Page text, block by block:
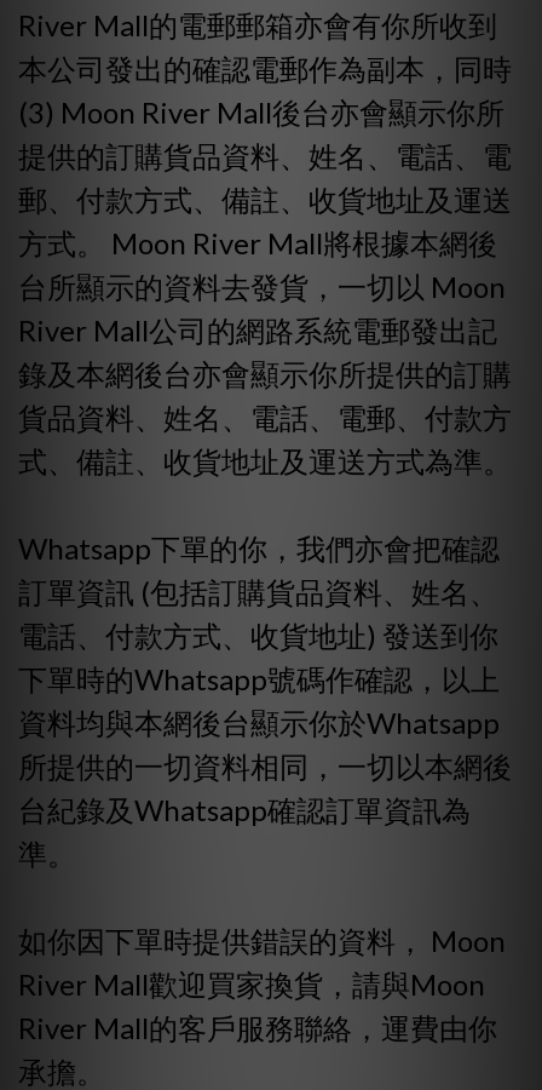
River Mall的電郵郵箱亦會有你所收到
本公司發出的確認電郵作為副本，同時
(3) Moon River Mall後台亦會顯示你所
提供的訂購貨品資料、姓名、電話、電
郵、付款方式、備註、收貨地址及運送
方式。 Moon River Mall將根據本網後
台所顯示的資料去發貨，一切以 Moon
River Mall公司的網路系統電郵發出記
錄及本網後台亦會顯示你所提供的訂購
貨品資料、姓名、電話、電郵、付款方
式、備註、收貨地址及運送方式為準。
Whatsapp下單的你，我們亦會把確認
訂單資訊 (包括訂購貨品資料、姓名、
電話、付款方式、收貨地址) 發送到你
下單時的Whatsapp號碼作確認，以上
資料均與本網後台顯示你於Whatsapp
所提供的一切資料相同，一切以本網後
台紀錄及Whatsapp確認訂單資訊為
準。
如你因下單時提供錯誤的資料， Moon
River Mall歡迎買家換貨，請與Moon
River Mall的客戶服務聯絡，運費由你
承擔。